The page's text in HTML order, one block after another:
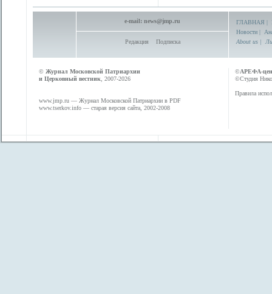
e-mail: news@jmp.ru
Редакция Подписка
ГЛАВНАЯ |
Новости |
About us |
© Журнал Московской Патриархии
и Церковный вестник , 2007-2026
www.jmp.ru — Журнал Московской Патриархии в PDF
www.tserkov.info — старая версия сайта, 2002-2008
©АРЕФА-
©Студия
Правила